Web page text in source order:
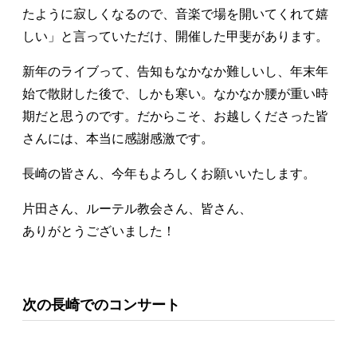
たように寂しくなるので、音楽で場を開いてくれて嬉
しい」と言っていただけ、開催した甲斐があります。
新年のライブって、告知もなかなか難しいし、年末年
始で散財した後で、しかも寒い。なかなか腰が重い時
期だと思うのです。だからこそ、お越しくださった皆
さんには、本当に感謝感激です。
長崎の皆さん、今年もよろしくお願いいたします。
片田さん、ルーテル教会さん、皆さん、
ありがとうございました！
次の長崎でのコンサート